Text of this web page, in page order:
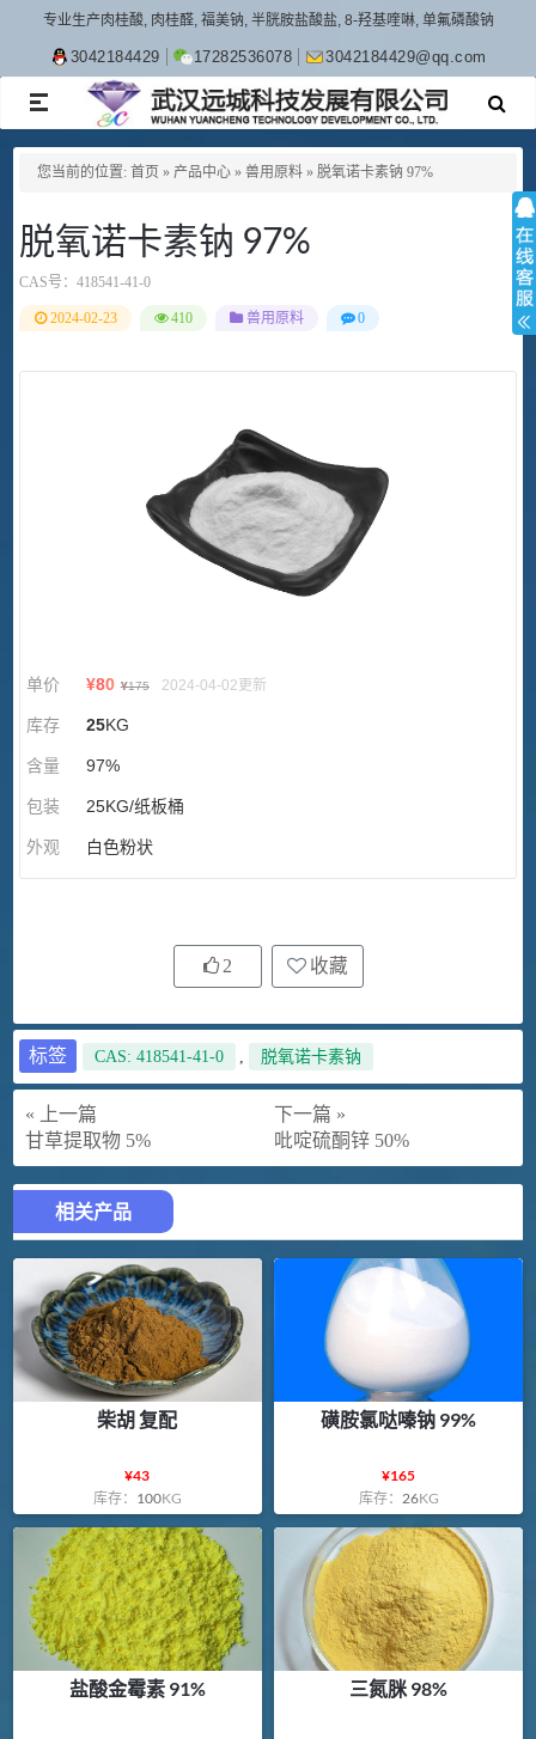
专业生产肉桂酸, 肉桂醛, 福美钠, 半胱胺盐酸盐, 8-羟基喹啉, 单氟磷酸钠
3042184429 17282536078 3042184429@qq.com
TOGGLE
NAVIGATION
您当前的位置: 首页 » 产品中心 » 兽用原料 » 脱氧诺卡素钠 97%
脱氧诺卡素钠 97%
CAS号： 418541-41-0
2024-02-23 410 兽用原料 0
单价 ¥80 ¥175 2024-04-02更新
库存 25KG
含量 97%
包装 25KG/纸板桶
外观 白色粉状
2 收藏
标签 CAS: 418541-41-0 , 脱氧诺卡素钠
« 上一篇
甘草提取物 5%
下一篇 »
吡啶硫酮锌 50%
相关产品
柴胡 复配
¥43
库存： 100KG
磺胺氯哒嗪钠 99%
¥165
库存： 26KG
盐酸金霉素 91% 三氮脒 98%